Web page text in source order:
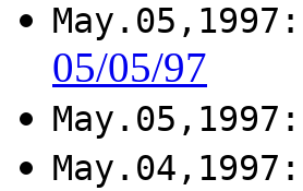
May.05,1997:
05/05/97
May.05,1997:
May.04,1997: